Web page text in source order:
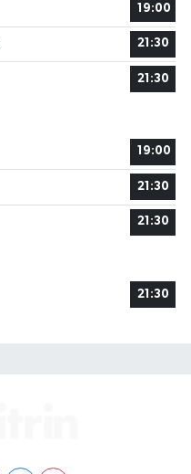
19:00
21:30
21:30
19:00
21:30
21:30
21:30